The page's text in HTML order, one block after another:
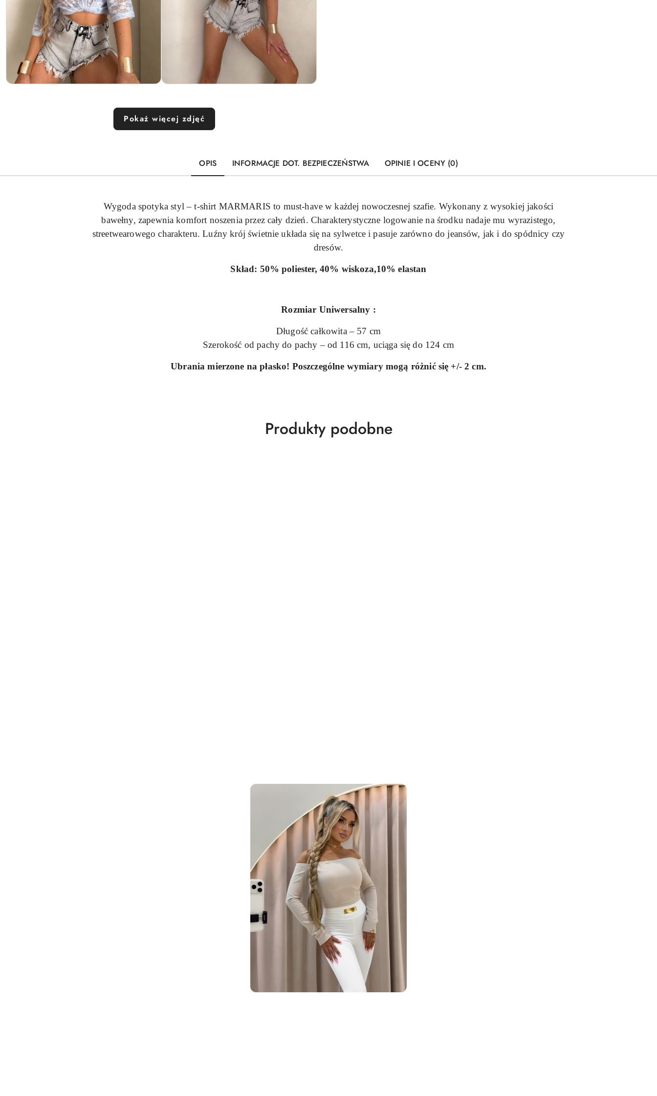
Pokaż więcej zdjęć
OPIS INFORMACJE DOT. BEZPIECZEŃSTWA OPINIE I OCENY (0)
Wygoda spotyka styl – t-shirt MARMARIS to must-have w każdej nowoczesnej szafie. Wykonany z wysokiej jakości
bawełny, zapewnia komfort noszenia przez cały dzień. Charakterystyczne logowanie na środku nadaje mu wyrazistego,
streetwearowego charakteru. Luźny krój świetnie układa się na sylwetce i pasuje zarówno do jeansów, jak i do spódnicy czy
dresów.
Skład: 50% poliester, 40% wiskoza,10% elastan
Rozmiar Uniwersalny :
Długość całkowita – 57 cm
Szerokość od pachy do pachy – od 116 cm, uciąga się do 124 cm
Ubrania mierzone na płasko! Poszczególne wymiary mogą różnić się +/- 2 cm.
Produkty
Produkty podobne